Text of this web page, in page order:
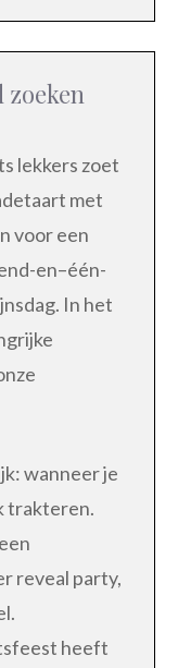
lekkers zoet
met
voor een
en–één-
In het
wanneer je
trakteren.
reveal party,
heeft